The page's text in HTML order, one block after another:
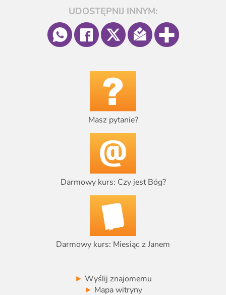
UDOSTĘPNIJ INNYM:
Masz pytanie?
Darmowy kurs: Czy jest Bóg?
Darmowy kurs: Miesiąc z Janem
► Wyślij znajomemu
► Mapa witryny